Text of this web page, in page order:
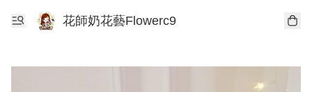
花師奶花藝Flowerc9